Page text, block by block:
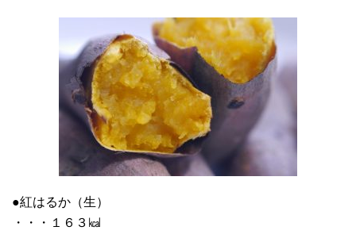
●紅はるか（生）
・・・１６３㎉